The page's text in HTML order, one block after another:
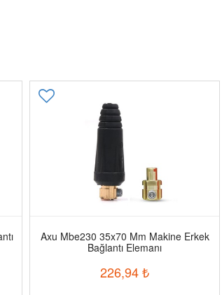
Axu Mbe230 35x70 Mm Makine Erkek
Bağlantı Elemanı
226,94₺